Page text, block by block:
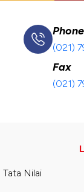
Phone
(021)
Fax
(021)
Tata Nilai